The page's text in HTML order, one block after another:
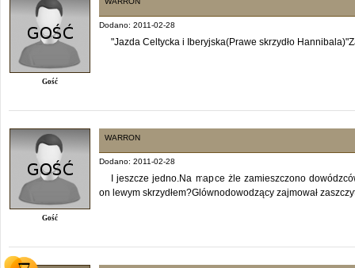
Gość
Dodano: 2011-02-28
"Jazda Celtycka i Iberyjska(Prawe skrzydło
Gość
WARRON
Dodano: 2011-02-28
I jeszcze jedno.Na mapce żle zamieszczono
on lewym skrzydłem?Glównodowodzący zajmował